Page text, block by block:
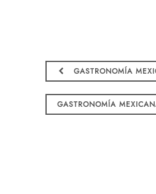
GASTRONOMÍA
GASTRONOMÍA